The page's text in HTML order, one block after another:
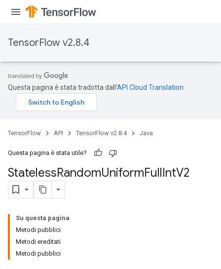
TensorFlow v2.8.4
Questa pagina è stata tradotta dall'API Cloud Translation
TensorFlow API TensorFlow v2.8.4 Java
Questa pagina è stata utile?
StatelessRandomUniformFullIntV2
Su questa pagina
Metodi pubblici
Metodi ereditati
Metodi pubblici